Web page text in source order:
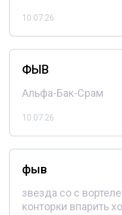
10.07.26
ФЫВ
Альфа-Бак-Срам
10.07.26
фыв
звезда со с
конторки впарить